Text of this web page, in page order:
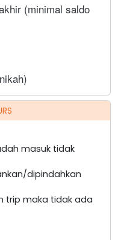
(minimal saldo
masuk tidak
dipindahkan
trip maka tidak ada